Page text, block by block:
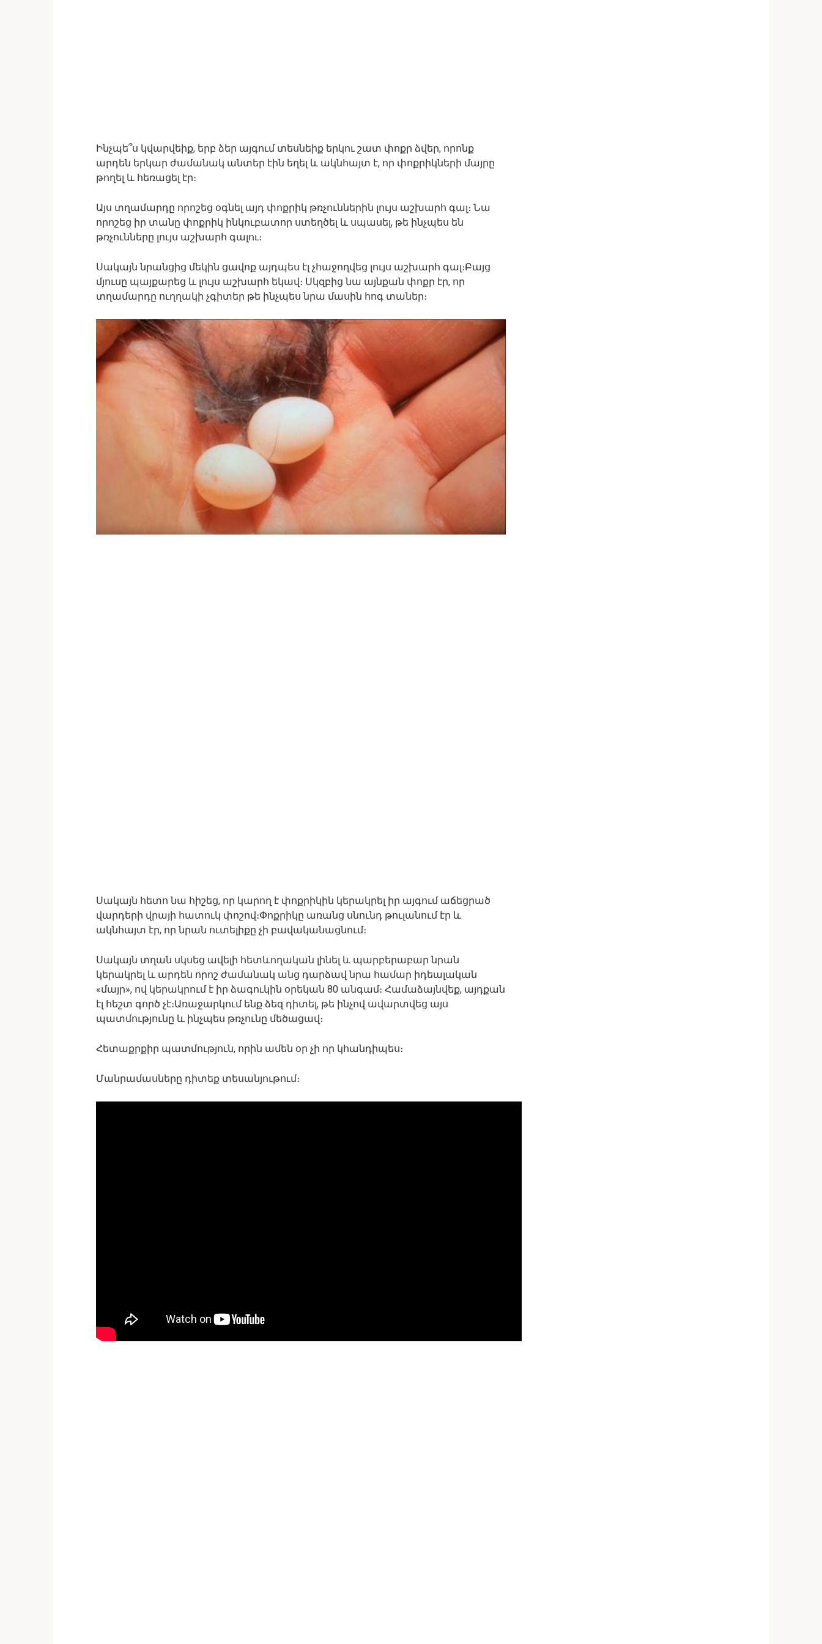
Ինչպե՞ս կվարվեիք, երբ ձեր այգում տեսնեիք երկու շատ փոքր ձվեր, որոնք
արդեն երկար ժամանակ անտեր էին եղել և ակնհայտ է, որ փոքրիկների մայրը
թողել և հեռացել էր։
Այս տղամարդը որոշեց օգնել այդ փոքրիկ թռչուններին լույս աշխարհ գալ։ Նա
որոշեց իր տանը փոքրիկ ինկուբատոր ստեղծել և սպասել, թե ինչպես են
թռչունները լույս աշխարհ գալու։
Սակայն նրանցից մեկին ցավոք այդպես էլ չհաջողվեց լույս աշխարհ գալ։Բայց
մյուսը պայքարեց և լույս աշխարհ եկավ։ Սկզբից նա այնքան փոքր էր, որ
տղամարդը ուղղակի չգիտեր թե ինչպես նրա մասին հոգ տաներ։
Սակայն հետո նա հիշեց, որ կարող է փոքրիկին կերակրել իր այգում աճեցրած
վարդերի վրայի հատուկ փոշով։Փոքրիկը առանց սնունդ թուլանում էր և
ակնհայտ էր, որ նրան ուտելիքը չի բավականացնում։
Սակայն տղան սկսեց ավելի հետևողական լինել և պարբերաբար նրան
կերակրել և արդեն որոշ ժամանակ անց դարձավ նրա համար իդեալական
«մայր», ով կերակրում է իր ձագուկին օրեկան 80 անգամ։ Համաձայնվեք, այդքան
էլ հեշտ գործ չէ։Առաջարկում ենք ձեզ դիտել, թե ինչով ավարտվեց այս
պատմությունը և ինչպես թռչունը մեծացավ։
Հետաքրքիր պատմություն, որին ամեն օր չի որ կհանդիպես։
Մանրամասները դիտեք տեսանյութում։